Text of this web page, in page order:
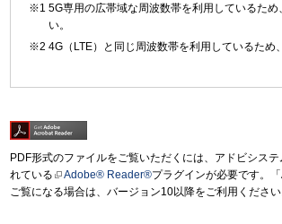
5G専用の広帯域な周波数帯を利用しているた
い。
4G（LTE）と同じ周波数帯を利用しているた
PDF形式のファイルをご覧いただくには、アドビシス
れている
Adobe® Reader®プラグインが必要です。
ご覧になる場合は、バージョン10以降をご利用ください